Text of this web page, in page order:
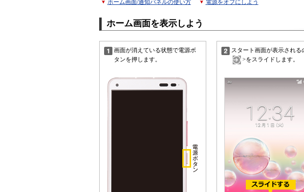
ホーム画面/通知パネルの使い方
電源をオフにしよう
ホーム画面を表示しよう
画面が消えている状態で電源ボ
タンを押します。
スタート画面が表示される
>をスライドします。